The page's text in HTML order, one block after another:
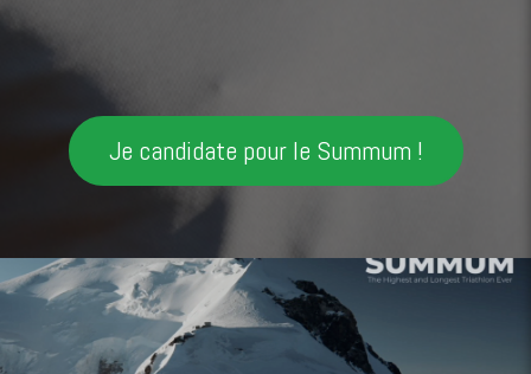
Je candidate pour le Summum !